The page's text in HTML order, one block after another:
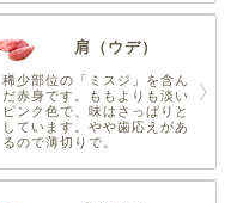
肩（ウデ）
稀少部位の「ミスジ」を含ん
だ赤身です。ももよりも淡い
ピンク色で、味はさっぱりと
しています。やや歯応えがあ
るので薄切りで。